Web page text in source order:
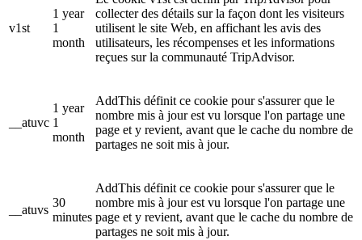
v1st
1 year
1
month
collecter des détails sur la façon dont les visiteurs
utilisent le site Web, en affichant les avis des
utilisateurs, les récompenses et les informations
reçues sur la communauté TripAdvisor.
__atuvc
1 year
1
month
AddThis définit ce cookie pour s'assurer que le
nombre mis à jour est vu lorsque l'on partage une
page et y revient, avant que le cache du nombre de
partages ne soit mis à jour.
__atuvs
30
minutes
AddThis définit ce cookie pour s'assurer que le
nombre mis à jour est vu lorsque l'on partage une
page et y revient, avant que le cache du nombre de
partages ne soit mis à jour.